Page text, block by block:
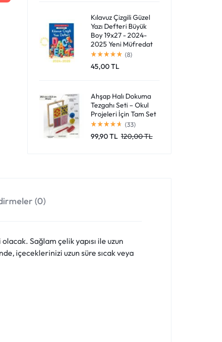
Kılavuz Çizgili Güzel
Yazı Defteri Büyük
Boy 19x27 - 2024-
2025 Yeni Müfredat
(8)
45,00TL
Ahşap Halı Dokuma
Tezgahı Seti – Okul
Projeleri İçin Tam Set
(33)
99,90TL 120,00TL
(0)
Sağlam çelik yapısı ile uzun
içeceklerinizi uzun süre sıcak veya